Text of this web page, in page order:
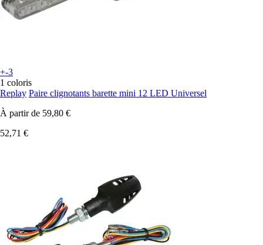
+-3
1 coloris
Replay Paire clignotants barette mini 12 LED Universel
À partir de 59,80 €
52,71 €